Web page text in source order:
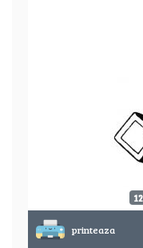
printeaza